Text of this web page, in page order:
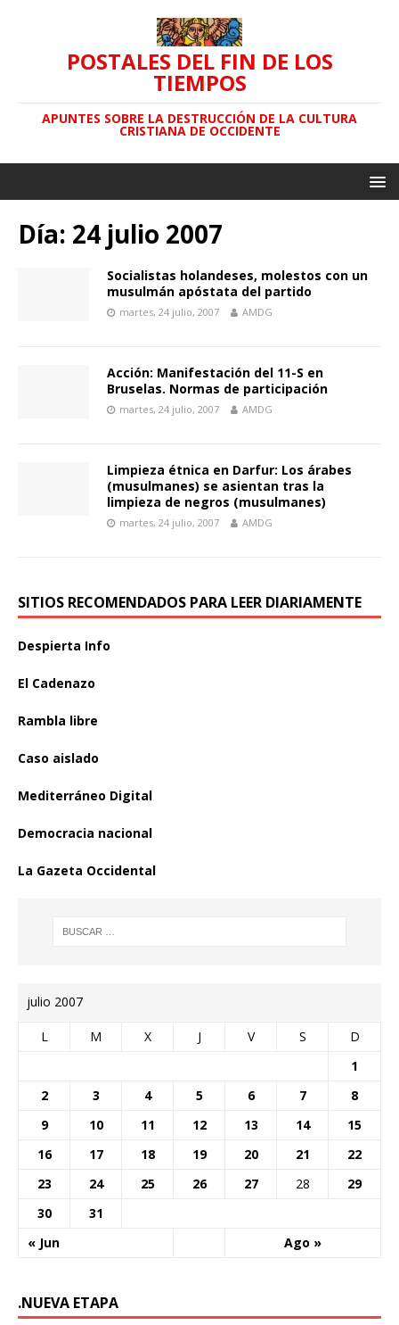
POSTALES DEL FIN DE LOS
TIEMPOS
APUNTES SOBRE LA DESTRUCCIÓN DE LA CULTURA
CRISTIANA DE OCCIDENTE
Día: 24 julio 2007
Socialistas holandeses, molestos con un
musulmán apóstata del partido
martes, 24 julio, 2007 AMDG
Acción: Manifestación del 11-S en
Bruselas. Normas de participación
martes, 24 julio, 2007 AMDG
Limpieza étnica en Darfur: Los árabes
(musulmanes) se asientan tras la
limpieza de negros (musulmanes)
martes, 24 julio, 2007 AMDG
SITIOS RECOMENDADOS PARA LEER DIARIAMENTE
Despierta Info
El Cadenazo
Rambla libre
Caso aislado
Mediterráneo Digital
Democracia nacional
La Gazeta Occidental
julio 2007
L M X J V S D
« Jun Ago »
1
2
3 4 5 6 7
8
9
10 11 12 13 14
15
16
17 18 19 20 21
22
23
24 25 26 27 28
29
30
31
.NUEVA ETAPA